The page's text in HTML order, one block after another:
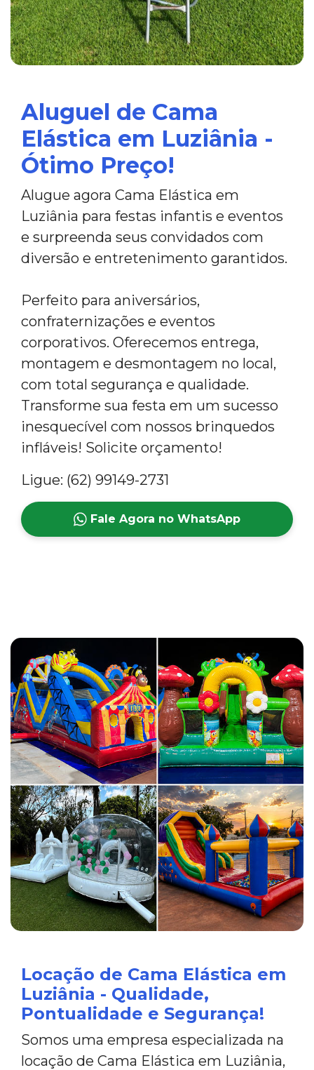
Aluguel de Cama
Elástica em Luziânia -
Ótimo Preço!
Alugue agora Cama Elástica em
Luziânia para festas infantis e eventos
e surpreenda seus convidados com
diversão e entretenimento garantidos.
Perfeito para aniversários,
confraternizações e eventos
corporativos. Oferecemos entrega,
montagem e desmontagem no local,
com total segurança e qualidade.
Transforme sua festa em um sucesso
inesquecível com nossos brinquedos
infláveis! Solicite orçamento!
Ligue: (62) 99149-2731
Fale Agora no WhatsApp
Locação de Cama Elástica em
Luziânia - Qualidade,
Pontualidade e Segurança!
Somos uma empresa especializada na
locação de Cama Elástica em Luziânia,